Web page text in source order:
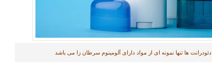
دئودرانت ها تنها نمونه ای از مواد دارای آلومینوم سرطان زا می باشد